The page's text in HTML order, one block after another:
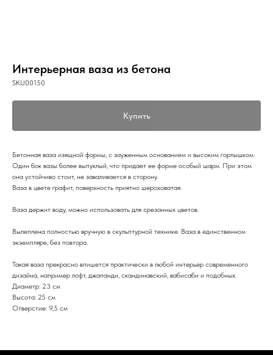
Интерьерная ваза из бетона
SKU00150
Купить
Бетонная ваза изящной формы, с зауженным основанием и высоким горлышком.
Один бок вазы более выпуклый, что придает ее форме особый шарм. При этом
она устойчиво стоит, не заваливается в сторону.
Ваза в цвете графит, поверхность приятно шероховатая.
Ваза держит воду, можно использовать для срезанных цветов.
Вылеплена полностью вручную в скульптурной технике. Ваза в единственном
экземпляре, без повтора.
Такая ваза прекрасно впишется практически в любой интерьер современного
дизайна, например лофт, джапанди, скандинавский, вабисаби и подобных.
Диаметр: 23 см
Высота: 25 см
Отверстие: 9,5 см